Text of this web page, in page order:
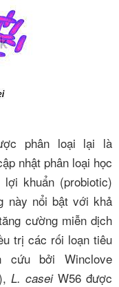
phân loại lại là
nhật phân loại học
khuẩn (probiotic)
này nổi bật với khả
cường miễn dịch
trị các rối loạn tiêu
cứu bởi Winclove
L. caseiW56 được